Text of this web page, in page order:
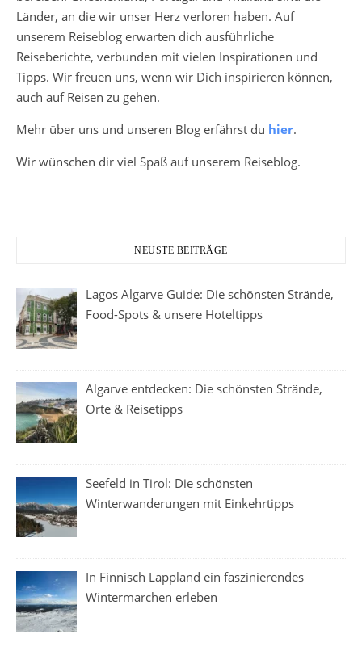
Länder, an die wir unser Herz verloren haben. Auf
unserem Reiseblog erwarten dich ausführliche
Reiseberichte, verbunden mit vielen Inspirationen und
Tipps. Wir freuen uns, wenn wir Dich inspirieren können,
auch auf Reisen zu gehen.
Mehr über uns und unseren Blog erfährst du hier.
Wir wünschen dir viel Spaß auf unserem Reiseblog.
NEUSTE BEITRÄGE
Lagos Algarve Guide: Die schönsten Strände,
Food-Spots & unsere Hoteltipps
Algarve entdecken: Die schönsten Strände,
Orte & Reisetipps
Seefeld in Tirol: Die schönsten
Winterwanderungen mit Einkehrtipps
In Finnisch Lappland ein faszinierendes
Wintermärchen erleben